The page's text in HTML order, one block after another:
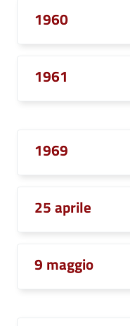
1960
1961
1969
25 aprile
9 maggio